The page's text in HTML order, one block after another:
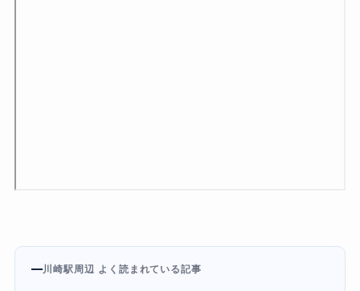
川崎駅周辺 よく読まれている記事